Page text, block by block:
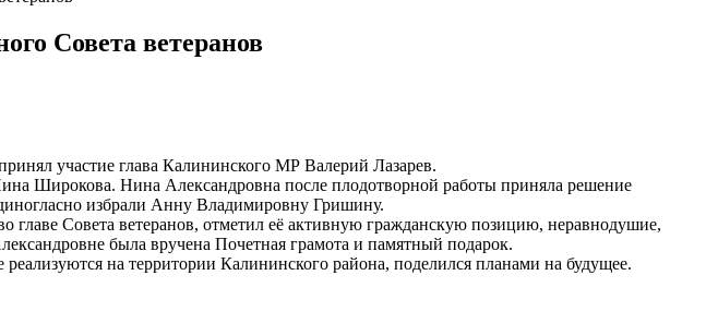
Совета ветеранов
участие глава Калининского МР Валерий Лазарев.
Широкова. Нина Александровна после плодотворной работы приняла решение
избрали Анну Владимировну Гришину.
Совета ветеранов, отметил её активную гражданскую позицию, неравнодушие,
была вручена Почетная грамота и памятный подарок.
на территории Калининского района, поделился планами на будущее.